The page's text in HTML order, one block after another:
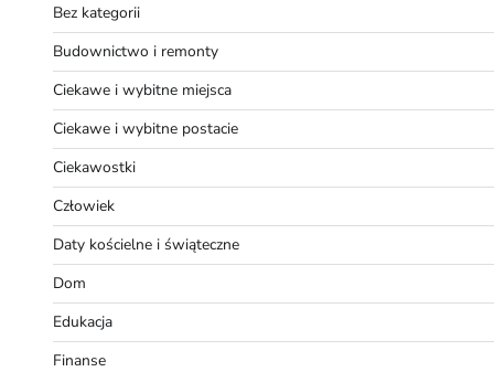
Bez kategorii
Budownictwo i remonty
Ciekawe i wybitne miejsca
Ciekawe i wybitne postacie
Ciekawostki
Człowiek
Daty kościelne i świąteczne
Dom
Edukacja
Finanse